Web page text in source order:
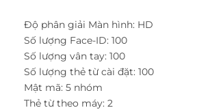
Độ phân giải Màn hình: HD
Số lượng Face-ID: 100
Số lượng vân tay: 100
Số lượng thẻ từ cài đặt: 100
Mật mã: 5 nhóm
Thẻ từ theo máy: 2